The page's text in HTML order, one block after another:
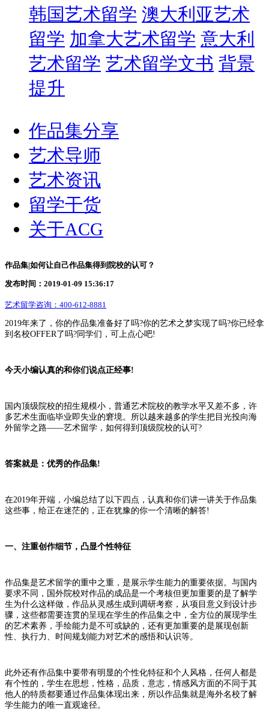
韩国艺术留学 澳大利亚艺术
留学 加拿大艺术留学 意大利
艺术留学 艺术留学文书 背景
提升
作品集分享
艺术导师
艺术资讯
留学干货
关于ACG
作品集|如何让自己作品集得到院校的认可？
发布时间：2019-01-09 15:36:17
艺术留学咨询： 400-612-8881
2019年来了，你的作品集准备好了吗?你的艺术之梦实现了吗?你已经拿
到名校OFFER了吗?同学们，可上点心吧!
今天小编认真的和你们说点正经事!
国内顶级院校的招生规模小，普通艺术院校的教学水平又差不多，许
多艺术生面临毕业即失业的窘境。所以越来越多的学生把目光投向海
外留学之路——艺术留学，如何得到顶级院校的认可?
答案就是：优秀的作品集!
在2019年开端，小编总结了以下四点，认真和你们讲一讲关于作品集
这些事，给正在迷茫的，正在犹豫的你一个清晰的解答!
一、注重创作细节，凸显个性特征
作品集是艺术留学的重中之重，是展示学生能力的重要依据。与国内
要求不同，国外院校对作品的成品是一个考核但更加重要的是了解学
生为什么这样做，作品从灵感生成到调研考察，从项目意义到设计步
骤，这些都需要连贯的呈现在学生的作品集之中，全方位的展现学生
的艺术素养，手绘能力是不可或缺的，还有更加重要的是展现创新
性、执行力、时间规划能力对艺术的感悟和认识等。
此外还有作品集中要带有明显的个性化特征和个人风格，任何人都是
有个性的，学生在思想，性格，品质，意志，情感风方面的不同于其
他人的特质都要通过作品集体现出来，所以作品集就是海外名校了解
学生能力的唯一直观途径。